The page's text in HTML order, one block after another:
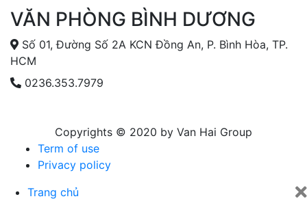
VĂN PHÒNG BÌNH DƯƠNG
Số 01, Đường Số 2A KCN Đồng An, P. Bình Hòa, TP.
HCM
0236.353.7979
Copyrights © 2020 by Van Hai Group
Term of use
Privacy policy
Trang chủ